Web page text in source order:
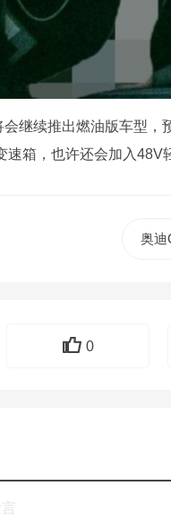
继续推出燃油版车型
箱，也许还会加入48V
奥迪
0